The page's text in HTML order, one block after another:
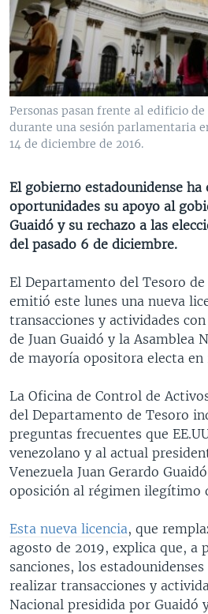
VENEZUELA
BRASIL
NICARAGUA
ECONOMÍA
ENTRETENIMIENTO Y CULTURA
TECNOLOGÍA
DEPORTES
CIENCIA Y SALUD
MULTIMEDIA
VIDEOS
FOTOGRAFÍA
AUDIOS
PROGRAMAS TV
EL MUNDO AL DÍA
FORO INTERAMERICANO
VISIÓN 360
PANORAMA
RADIO
AVANCE INFORMATIVO
AUDIONOTICIAS
ESTADOS UNIDOS AL DÍA
EL MUNDO AL DÍA [RADIO]
FORO [RADIO]
NOTA ECONÓMICA
ENTRETENIMIENTO
DIRECT
DOCUMENTALES DE LA VOA
SÍGANOS
Idiomas
Personas pasan frente al edificio
durante una sesión parlamentaria
14 de diciembre de 2016.
El gobierno estadounidense ha
oportunidades su apoyo al
Guaidó y su rechazo a las
del pasado 6 de diciembre.
El Departamento del Tesoro de
emitió este lunes una nueva
transacciones y actividades
de Juan Guaidó y la Asamblea
de mayoría opositora electa en
La Oficina de Control de
del Departamento de Tesoro
preguntas frecuentes que
venezolano y al actual
Venezuela Juan Gerardo
oposición al régimen ilegítimo
Esta nueva licencia, que
agosto de 2019, explica que, a
sanciones, los
realizar transacciones y
Nacional presidida por Guaidó